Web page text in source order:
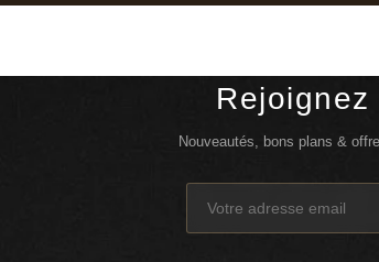
Nouveautés, bons plans &